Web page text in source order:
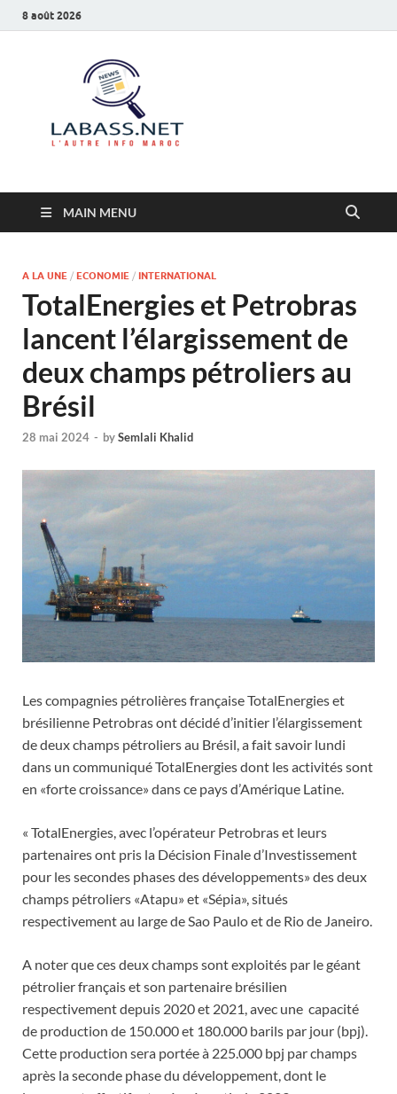
8 août 2026
MAIN MENU
A LA UNE / ECONOMIE / INTERNATIONAL
TotalEnergies et Petrobras
lancent l’élargissement de
deux champs pétroliers au
Brésil
28 mai 2024 - bySemlali Khalid
Les compagnies pétrolières française TotalEnergies et
brésilienne Petrobras ont décidé d’initier l’élargissement
de deux champs pétroliers au Brésil, a fait savoir lundi
dans un communiqué TotalEnergies dont les activités sont
en «forte croissance» dans ce pays d’Amérique Latine.
« TotalEnergies, avec l’opérateur Petrobras et leurs
partenaires ont pris la Décision Finale d’Investissement
pour les secondes phases des développements» des deux
champs pétroliers «Atapu» et «Sépia», situés
respectivement au large de Sao Paulo et de Rio de Janeiro.
A noter que ces deux champs sont exploités par le géant
pétrolier français et son partenaire brésilien
respectivement depuis 2020 et 2021, avec une capacité
de production de 150.000 et 180.000 barils par jour (bpj).
Cette production sera portée à 225.000 bpj par champs
après la seconde phase du développement, dont le